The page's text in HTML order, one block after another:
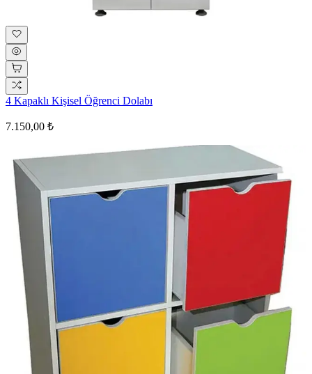
4 Kapaklı Kişisel Öğrenci Dolabı
7.150,00 ₺